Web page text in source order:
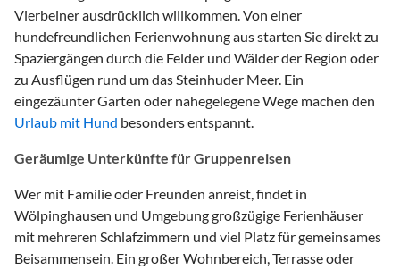
Vierbeiner ausdrücklich willkommen. Von einer
hundefreundlichen Ferienwohnung aus starten Sie direkt zu
Spaziergängen durch die Felder und Wälder der Region oder
zu Ausflügen rund um das Steinhuder Meer. Ein
eingezäunter Garten oder nahegelegene Wege machen den
Urlaub mit Hund besonders entspannt.
Geräumige Unterkünfte für Gruppenreisen
Wer mit Familie oder Freunden anreist, findet in
Wölpinghausen und Umgebung großzügige Ferienhäuser
mit mehreren Schlafzimmern und viel Platz für gemeinsames
Beisammensein. Ein großer Wohnbereich, Terrasse oder